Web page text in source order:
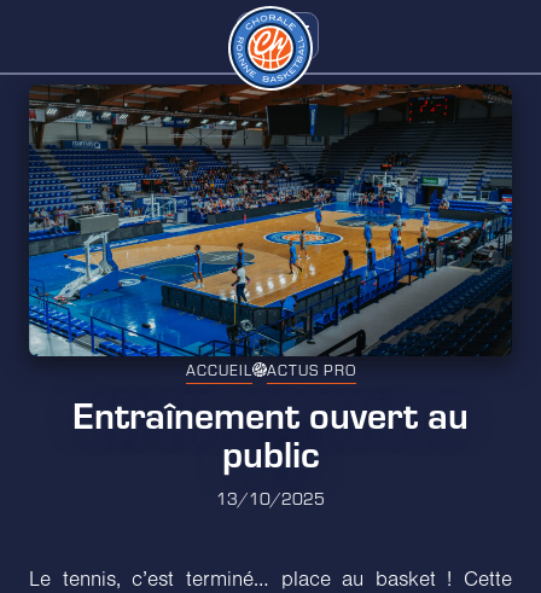
ACCUEIL ACTUS PRO
Entraînement ouvert au
public
13/10/2025
Le tennis, c’est terminé… place au basket ! Cette